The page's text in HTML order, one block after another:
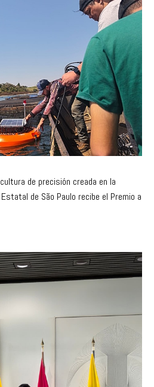
de precisión creada en la
de São Paulo recibe el Premio a